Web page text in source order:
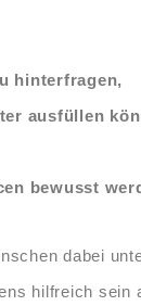
hinterfragen,
ausfüllen
bewusst
dabei
hilfreich sein